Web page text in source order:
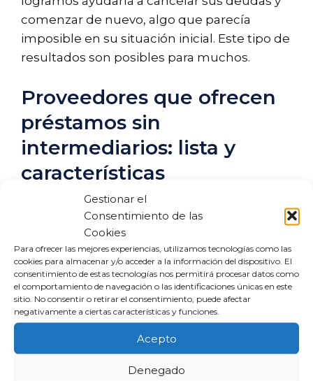
Gestionar el
Consentimiento de las
Cookies
Para ofrecer las mejores experiencias, utilizamos tecnologías como las
cookies para almacenar y/o acceder a la información del dispositivo. El
consentimiento de estas tecnologías nos permitirá procesar datos como
el comportamiento de navegación o las identificaciones únicas en este
sitio. No consentir o retirar el consentimiento, puede afectar
negativamente a ciertas características y funciones.
Acepto
Denegado
comenzar de nuevo, algo que parecía
imposible en su situación inicial. Este tipo de
resultados son posibles para muchos.
Proveedores que ofrecen
préstamos sin
intermediarios: lista y
características
Si decides seguir adelante y explorar la
opción de préstamos directos, aquí tienes
una lista de proveedores que operan en
este ámbito. Recuerda informarte bien
antes de firmar cualquier contrato:
Característi
cas
Plataforma